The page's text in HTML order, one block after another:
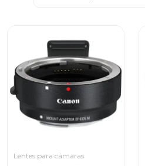
Lentes para cámaras